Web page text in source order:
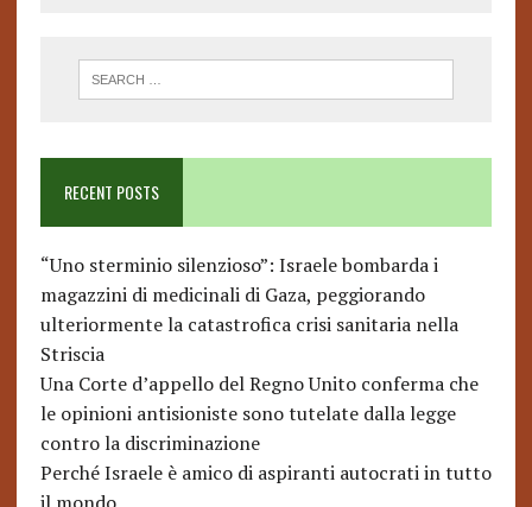
RECENT POSTS
“Uno sterminio silenzioso”: Israele bombarda i
magazzini di medicinali di Gaza, peggiorando
ulteriormente la catastrofica crisi sanitaria nella
Striscia
Una Corte d’appello del Regno Unito conferma che
le opinioni antisioniste sono tutelate dalla legge
contro la discriminazione
Perché Israele è amico di aspiranti autocrati in tutto